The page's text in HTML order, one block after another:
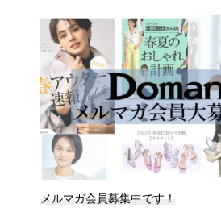
メルマガ会員募集中です！